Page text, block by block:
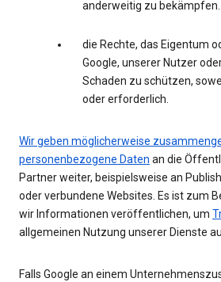
anderweitig zu bekämpfen.
die Rechte, das Eigentum
Google, unserer Nutzer
Schaden zu schützen,
oder erforderlich.
Wir geben möglicherweise
personenbezogene Daten an die
Partner weiter, beispielsweise an
oder verbundene Websites. Es ist zum
wir Informationen veröffentlichen, um
allgemeinen Nutzung unserer Dienste
Falls Google an einem